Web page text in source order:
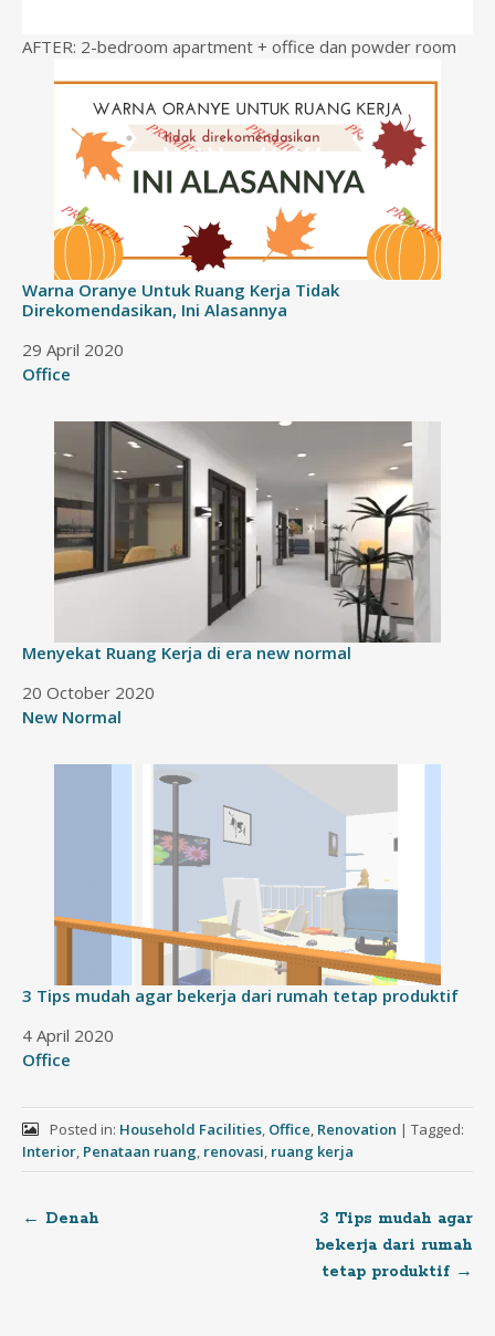
AFTER: 2-bedroom apartment + office dan powder room
Warna Oranye Untuk Ruang Kerja Tidak
Direkomendasikan, Ini Alasannya
Date
29 April 2020
In relation to
Office
Menyekat Ruang Kerja di era new normal
Date
20 October 2020
In relation to
New Normal
3 Tips mudah agar bekerja dari rumah tetap produktif
Date
4 April 2020
In relation to
Office
Posted in: Household Facilities, Office, Renovation | Tagged:
Interior, Penataan ruang, renovasi, ruang kerja
Post
← Denah
3 Tips mudah agar
bekerja dari rumah
tetap produktif →